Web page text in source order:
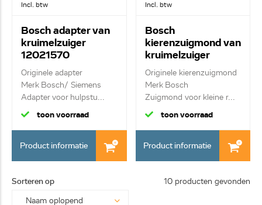
Incl. btw
Bosch adapter van
kruimelzuiger
12021570
Originele adapter
Merk Bosch/ Siemens
Adapter voor hulpstu...
toon voorraad
Product informatie
Incl. btw
Bosch
kierenzuigmond van
kruimelzuiger
12014110
Originele kierenzuigmond
Merk Bosch
Zuigmond voor kleine r...
toon voorraad
Product informatie
Sorteren op 10 producten gevonden